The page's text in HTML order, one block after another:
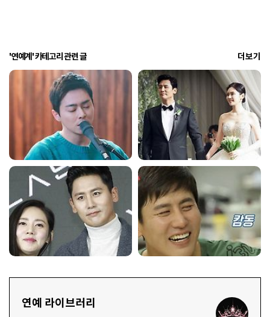
'연예계' 카테고리 관련 글 더보기
연예 라이브러리